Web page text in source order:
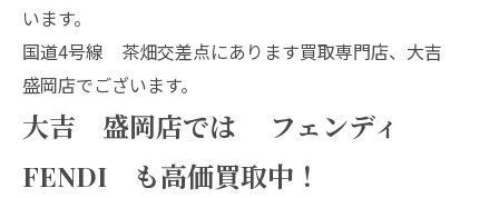
います。
国道4号線 茶畑交差点にあります買取専門店、大吉
盛岡店でございます。
大吉 盛岡店では フェンディ
FENDI も高価買取中！